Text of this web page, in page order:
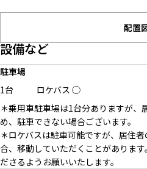
配置
設備など
駐車場
1台
ロケバス ◯
＊乗用車駐車場は1台分ありますが、
め、駐車できない場合ございます。
＊ロケバスは駐車可能ですが、居住
合、移動していただくことがありま
ださるようお願いいたします。